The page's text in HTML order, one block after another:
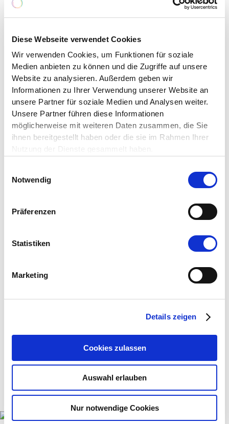
Diese Webseite verwendet Cookies
Wir verwenden Cookies, um Funktionen für soziale
Medien anbieten zu können und die Zugriffe auf unsere
Website zu analysieren. Außerdem geben wir
Informationen zu Ihrer Verwendung unserer Website an
unsere Partner für soziale Medien und Analysen weiter.
Unsere Partner führen diese Informationen
möglicherweise mit weiteren Daten zusammen, die Sie
ihnen bereitgestellt haben oder die sie im Rahmen Ihrer
Nutzung der Dienste gesammelt haben.
Notwendig
Präferenzen
Statistiken
Marketing
Details zeigen
Cookies zulassen
Auswahl erlauben
Nur notwendige Cookies
«Die Bühne scheint mir der Treffpunkt von Kunst
gesagt. DasVorAlpentheaterin Luzern
interpretiert dieses Zitat auf ganz besondere Art.
Als bewährte Institution in Luzern bietet es nicht
nur Jugendtheaterensembles eine Bühne,
sondern bringt auch die ältere Generation mit
dem eigenen EnsembleGreyhoundsins Haus.
Eine generationenverbindende Idee, die das
VorAlpentheaterzu einem spannenden und
wichtigen Baustein in der Kulturvermittlung der
Die Theatergruppe
entstehen jährlich künstlerisch anspruchsvolle
Alter auseinandersetzen und diese aus
verschiedenen Blickwinkeln betrachten. In einer
Theatergruppe an Bedeutung und bietet den
Beschäftigung und die Möglichkeit, sich
einzubringen sowie das gesellschaftliche Leben